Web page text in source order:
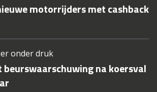
motorrijders met cashback
onder druk
na koersval